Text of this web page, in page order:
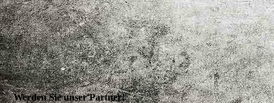
Werden Sie unser Partner!